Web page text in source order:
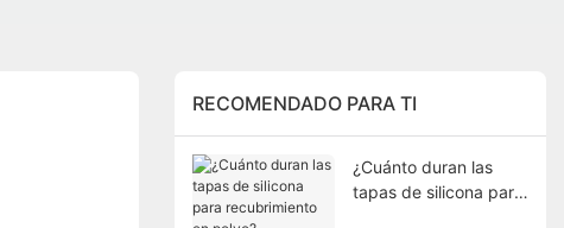
RECOMENDADO PARA TI
¿Cuánto duran las
tapas de silicona para